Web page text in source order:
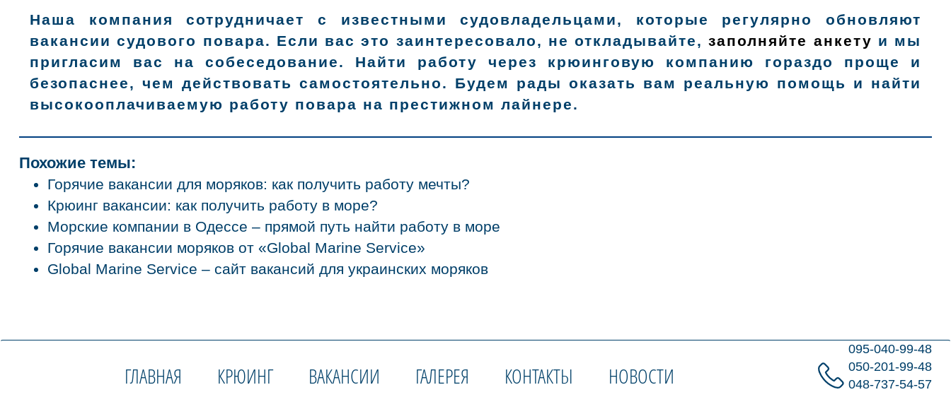
Наша компания сотрудничает с известными судовладельцами, которые регулярно обновляют
вакансии судового повара. Если вас это заинтересовало, не откладывайте,заполняйте анкету и мы
пригласим вас на собеседование. Найти работу через крюинговую компанию гораздо проще и
безопаснее, чем действовать самостоятельно. Будем рады оказать вам реальную помощь и найти
высокооплачиваемую работу повара на престижном лайнере.
Похожие темы:
Горячие вакансии для моряков: как получить работу мечты?
Крюинг вакансии: как получить работу в море?
Морские компании в Одессе – прямой путь найти работу в море
Горячие вакансии моряков от «Global Marine Service»
Global Marine Service – сайт вакансий для украинских моряков
ГЛАВНАЯ КРЮИНГ ВАКАНСИИ ГАЛЕРЕЯ КОНТАКТЫ НОВОСТИ
095-040-99-48
050-201-99-48
048-737-54-57